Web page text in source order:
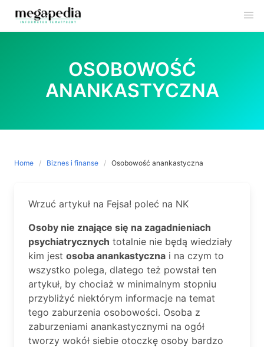
OSOBOWOŚĆ
ANANKASTYCZNA
Home Biznes i finanse Osobowość anankastyczna
Wrzuć artykuł na Fejsa! poleć na NK
Osoby nie znające się na zagadnieniach
psychiatrycznych totalnie nie będą wiedziały
kim jest osoba anankastyczna i na czym to
wszystko polega, dlatego też powstał ten
artykuł, by chociaż w minimalnym stopniu
przybliżyć niektórym informacje na temat
tego zaburzenia osobowości. Osoba z
zaburzeniami anankastycznymi na ogół
tworzy wokół siebie otoczkę osoby bardzo